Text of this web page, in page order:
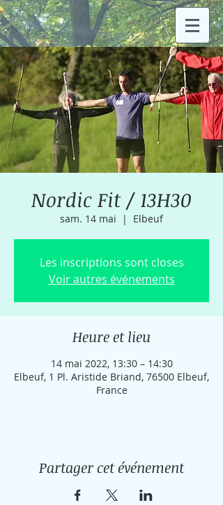
Nordic Fit / 13H30
sam. 14 mai
  |
Elbeuf
Les inscriptions sont closes
Voir autres événements
Heure et lieu
14 mai 2022, 13:30 – 14:30
Elbeuf, 1 Pl. Aristide Briand, 76500 Elbeuf,
France
Partager cet événement